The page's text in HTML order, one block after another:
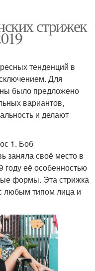
стрижек
тенденций в
Для
было предложено
вариантов,
и делают
1. Боб
заняла своё место в
году её особенностью
формы. Эта стрижка
любым типом лица и